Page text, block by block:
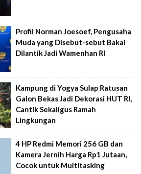
Profil Norman Joesoef, Pengusaha
Muda yang Disebut-sebut Bakal
Dilantik Jadi Wamenhan RI
Kampung di Yogya Sulap Ratusan
Galon Bekas Jadi Dekorasi HUT RI,
Cantik Sekaligus Ramah
Lingkungan
4 HP Redmi Memori 256 GB dan
Kamera Jernih Harga Rp1 Jutaan,
Cocok untuk Multitasking